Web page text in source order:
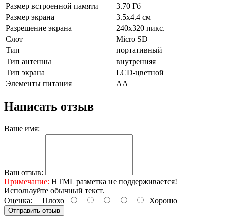
Размер встроенной памяти
3.70 Гб
Размер экрана
3.5x4.4 см
Разрешение экрана
240x320 пикс.
Слот
Micro SD
Тип
портативный
Тип антенны
внутренняя
Тип экрана
LCD-цветной
Элементы питания
AA
Написать отзыв
Ваше имя:
Ваш отзыв:
Примечание: HTML разметка не поддерживается!
Используйте обычный текст.
Оценка: Плохо Хорошо
Отправить отзыв